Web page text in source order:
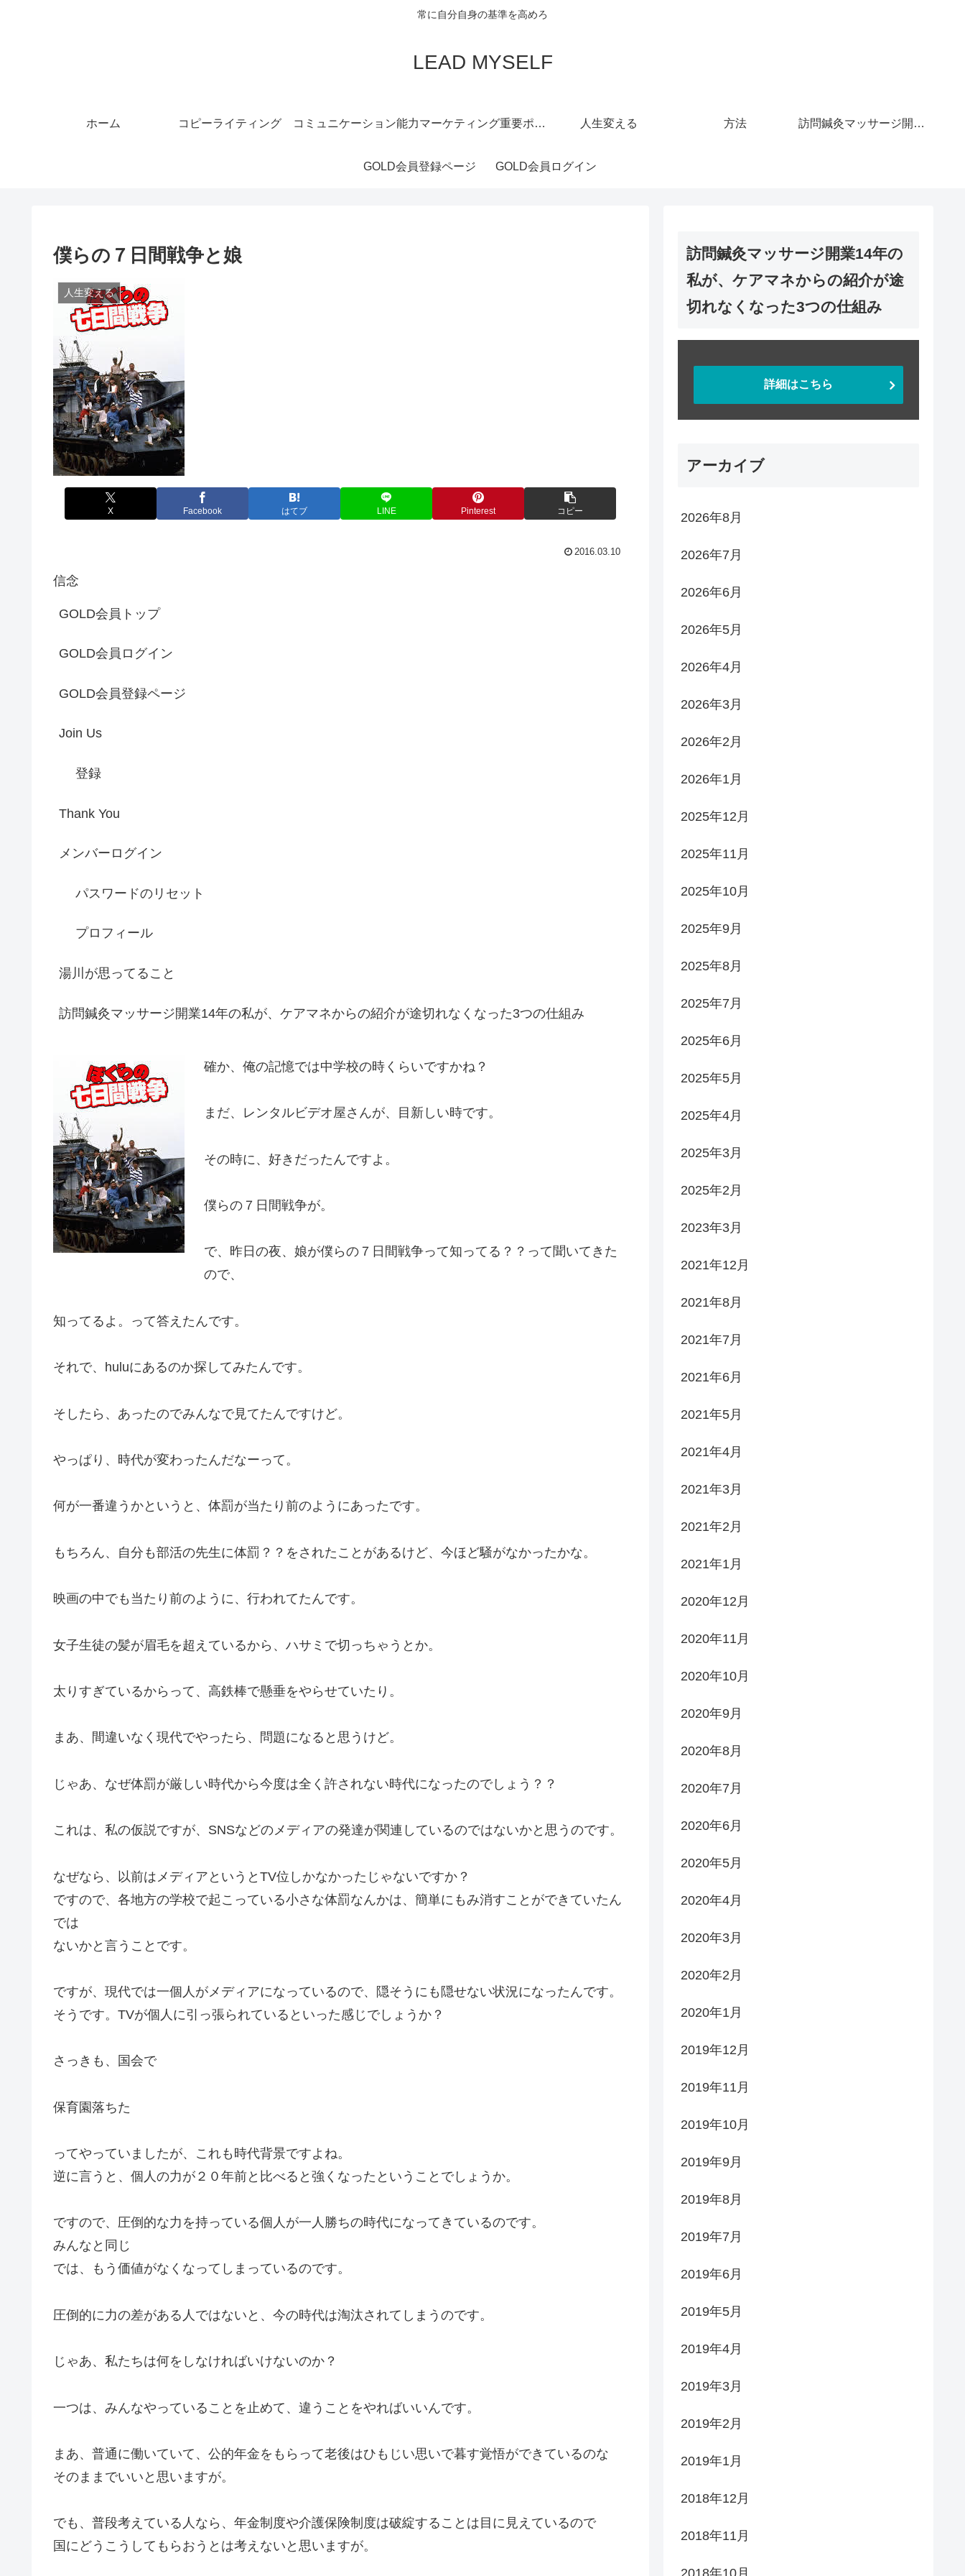
常に自分自身の基準を高めろ
LEAD MYSELF
ホーム コピーライティング コミュニケーション能力 マーケティング重要ポイント 人生変える 方法 訪問鍼灸マッサージ開業14年の私が、ケアマネからの紹介が途切れなくなった3つの仕組み
GOLD会員登録ページ GOLD会員ログイン
僕らの７日間戦争と娘
人生変える
X Facebook はてブ LINE Pinterest コピー
2016.03.10
信念
GOLD会員トップ
GOLD会員ログイン
GOLD会員登録ページ
Join Us
登録
Thank You
メンバーログイン
パスワードのリセット
プロフィール
湯川が思ってること
訪問鍼灸マッサージ開業14年の私が、ケアマネからの紹介が途切れなくなった3つの仕組み
確か、俺の記憶では中学校の時くらいですかね？
まだ、レンタルビデオ屋さんが、目新しい時です。
その時に、好きだったんですよ。
僕らの７日間戦争が。
で、昨日の夜、娘が僕らの７日間戦争って知ってる？？って聞いてきた
ので、
知ってるよ。って答えたんです。
それで、huluにあるのか探してみたんです。
そしたら、あったのでみんなで見てたんですけど。
やっぱり、時代が変わったんだなーって。
何が一番違うかというと、体罰が当たり前のようにあったです。
もちろん、自分も部活の先生に体罰？？をされたことがあるけど、今ほど騒がなかったかな。
映画の中でも当たり前のように、行われてたんです。
女子生徒の髪が眉毛を超えているから、ハサミで切っちゃうとか。
太りすぎているからって、高鉄棒で懸垂をやらせていたり。
まあ、間違いなく現代でやったら、問題になると思うけど。
じゃあ、なぜ体罰が厳しい時代から今度は全く許されない時代になったのでしょう？？
これは、私の仮説ですが、SNSなどのメディアの発達が関連しているのではないかと思うのです。
なぜなら、以前はメディアというとTV位しかなかったじゃないですか？
ですので、各地方の学校で起こっている小さな体罰なんかは、簡単にもみ消すことができていたん
では
ないかと言うことです。
ですが、現代では一個人がメディアになっているので、隠そうにも隠せない状況になったんです。
そうです。TVが個人に引っ張られているといった感じでしょうか？
さっきも、国会で
保育園落ちた
ってやっていましたが、これも時代背景ですよね。
逆に言うと、個人の力が２０年前と比べると強くなったということでしょうか。
ですので、圧倒的な力を持っている個人が一人勝ちの時代になってきているのです。
みんなと同じ
では、もう価値がなくなってしまっているのです。
圧倒的に力の差がある人ではないと、今の時代は淘汰されてしまうのです。
じゃあ、私たちは何をしなければいけないのか？
一つは、みんなやっていることを止めて、違うことをやればいいんです。
まあ、普通に働いていて、公的年金をもらって老後はひもじい思いで暮す覚悟ができているのな
そのままでいいと思いますが。
でも、普段考えている人なら、年金制度や介護保険制度は破綻することは目に見えているので
国にどうこうしてもらおうとは考えないと思いますが。
訪問鍼灸マッサージ開業14年の
私が、ケアマネからの紹介が途
切れなくなった3つの仕組み
詳細はこちら
アーカイブ
2026年8月
2026年7月
2026年6月
2026年5月
2026年4月
2026年3月
2026年2月
2026年1月
2025年12月
2025年11月
2025年10月
2025年9月
2025年8月
2025年7月
2025年6月
2025年5月
2025年4月
2025年3月
2025年2月
2023年3月
2021年12月
2021年8月
2021年7月
2021年6月
2021年5月
2021年4月
2021年3月
2021年2月
2021年1月
2020年12月
2020年11月
2020年10月
2020年9月
2020年8月
2020年7月
2020年6月
2020年5月
2020年4月
2020年3月
2020年2月
2020年1月
2019年12月
2019年11月
2019年10月
2019年9月
2019年8月
2019年7月
2019年6月
2019年5月
2019年4月
2019年3月
2019年2月
2019年1月
2018年12月
2018年11月
2018年10月